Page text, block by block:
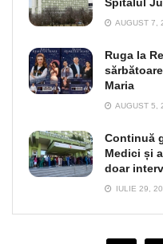
Spitalul
AUGUST 7,
Ruga la
Maria
AUGUST 5,
Continuă
Medici și
doar
IULIE 29,